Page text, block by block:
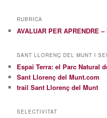
RUBRICA
AVALUAR PER APRENDRE
SANT LLORENÇ DEL MUNT I
Espai Terra: el Parc Natural
Sant Llorenç del Munt.com
trail Sant Llorenç del Munt
SELECTIVITAT